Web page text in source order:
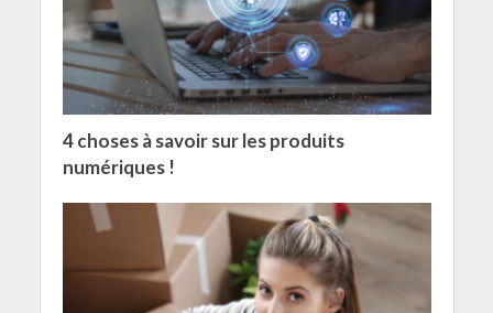
4 choses à savoir sur les produits
numériques !